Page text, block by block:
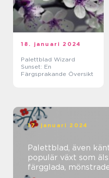
18. januari 2024
Palettblad Wizard
Sunset: En
Färgsprakande Översikt
17. januari 2024
Palettblad, även
populär växt som
färgglada,